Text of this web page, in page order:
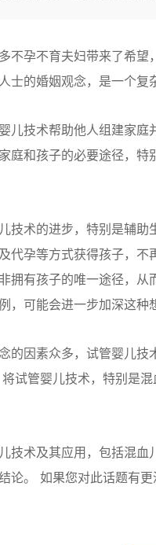
不孕不育夫妇带来了希望
士的婚姻观念，是一个复
儿技术帮助他人组建家
庭和孩子的必要途径，
技术的进步，特别是辅
代孕等方式获得孩子，
拥有孩子的唯一途径，
，可能会进一步加深这种
的因素众多，试管婴儿
试管婴儿技术，特别是
技术及其应用，包括混
论。 如果您对此话题有